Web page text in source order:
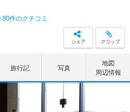
80件のクチコミ
シェア クリップ
旅行記 写真
地図
周辺情報